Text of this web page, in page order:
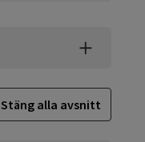
Stäng alla avsnitt